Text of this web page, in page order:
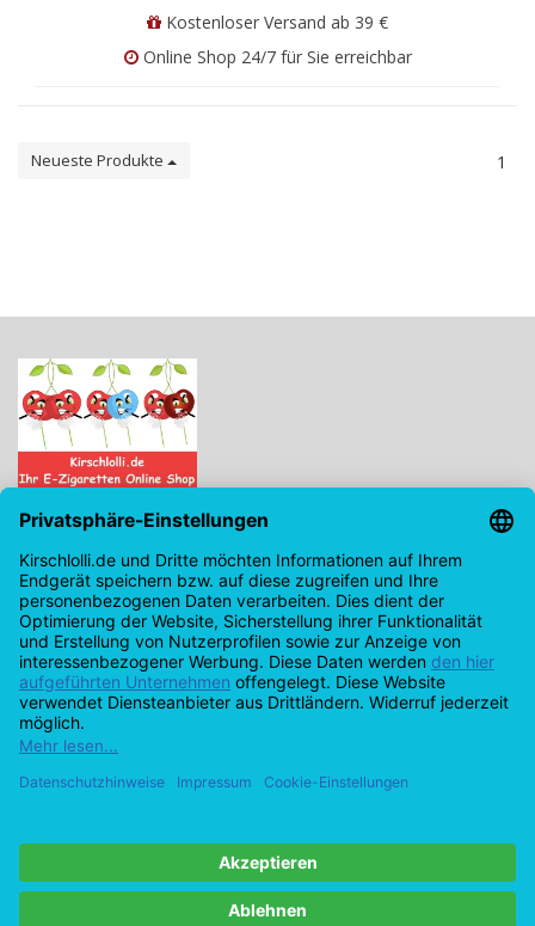
Kostenloser Versand ab 39 €
Online Shop 24/7 für Sie erreichbar
Neueste Produkte 1
Kirschlolli.de - Ihr E-Zigaretten Online Shop
Kirchplatz 7, 96114 Hirschaid
0171 - 6124207
info@kirschlolli.de
USt-IdNr.: DE321609131
Kundendienst
Mein Konto
© Copyright 2026 Kirschlolli.de – Ihr E-Zigaretten Online Shop in